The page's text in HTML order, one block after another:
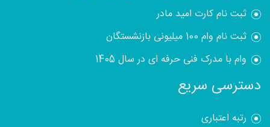
ثبت نام کارت امید مادر
ثبت نام وام 100 میلیونی بازنشستگان
وام با مدرک فنی حرفه ای در سال 1405
دسترسی سریع
رتبه اعتباری